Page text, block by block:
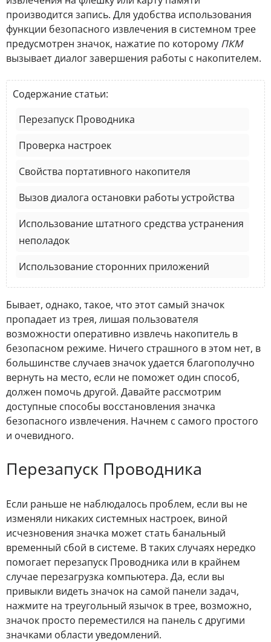
производится запись. Для удобства использования
функции безопасного извлечения в системном трее
предусмотрен значок, нажатие по которому ПКМ
вызывает диалог завершения работы с накопителем.
Содержание статьи:
Перезапуск Проводника
Проверка настроек
Свойства портативного накопителя
Вызов диалога остановки работы устройства
Использование штатного средства устранения
неполадок
Использование сторонних приложений
Бывает, однако, такое, что этот самый значок
пропадает из трея, лишая пользователя
возможности оперативно извлечь накопитель в
безопасном режиме. Ничего страшного в этом нет, в
большинстве случаев значок удается благополучно
вернуть на место, если не поможет один способ,
должен помочь другой. Давайте рассмотрим
доступные способы восстановления значка
безопасного извлечения. Начнем с самого простого
и очевидного.
Перезапуск Проводника
Если раньше не наблюдалось проблем, если вы не
изменяли никаких системных настроек, виной
исчезновения значка может стать банальный
временный сбой в системе. В таких случаях нередко
помогает перезапуск Проводника или в крайнем
случае перезагрузка компьютера. Да, если вы
привыкли видеть значок на самой панели задач,
нажмите на треугольный язычок в трее, возможно,
значок просто переместился на панель с другими
значками области уведомлений.